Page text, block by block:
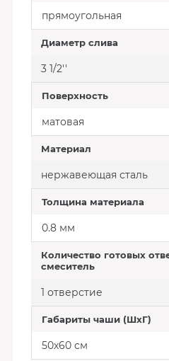
прямоугольная
Диаметр слива
3 1/2''
Поверхность
матовая
Материал
нержавеющая сталь
Толщина материала
0.8 мм
Количество готовых
смеситель
1 отверстие
Габариты чаши (ШхГ)
50х60 см